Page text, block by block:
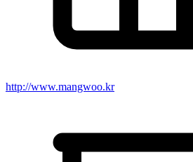
http://www.mangwoo.kr